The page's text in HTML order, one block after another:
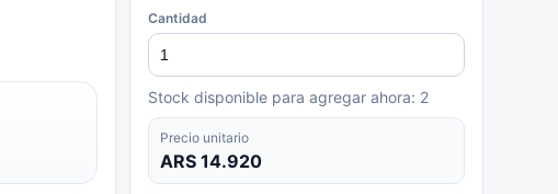
Cantidad
Stock disponible para agregar ahora: 2
Precio unitario
ARS 14.920